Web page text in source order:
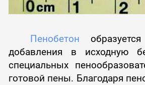
Пенобетон
добавления в исходную
специальных
готовой пены. Благодаря